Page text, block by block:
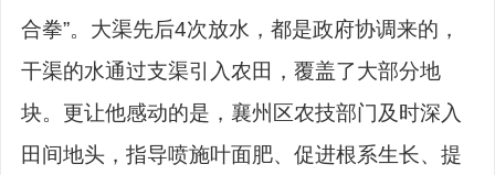
合拳”。大渠先后4次放水，都是政府协调来的，
干渠的水通过支渠引入农田，覆盖了大部分地
块。更让他感动的是，襄州区农技部门及时深入
田间地头，指导喷施叶面肥、促进根系生长、提